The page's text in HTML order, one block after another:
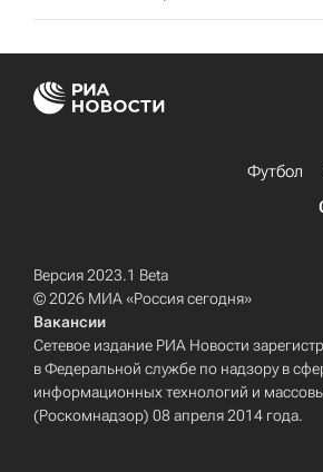
Футбол
Версия 2023.1 Beta
© 2026 МИА «Россия сегодня»
Вакансии
Сетевое издание РИА Новости
в Федеральной службе по надзору в
информационных технологий и
(Роскомнадзор) 08 апреля 2014 года.